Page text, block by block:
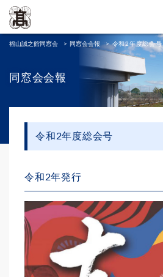
福山誠之館同窓会 > 同窓会会報 >令和2年度総会号
同窓会会報
令和2年度総会号
令和2年発行